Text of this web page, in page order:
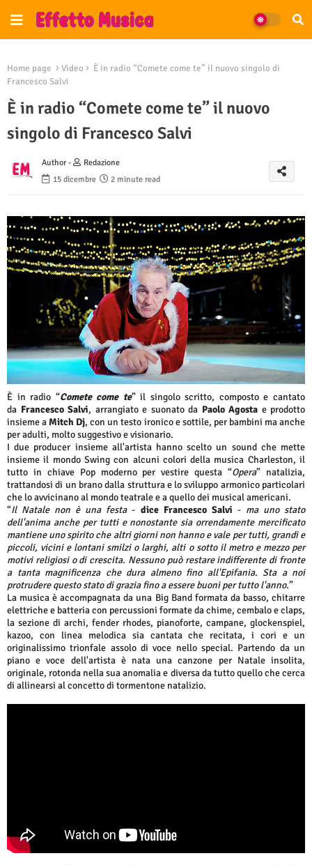
Home page Video
È in radio “Comete come te” il nuovo singolo di
Francesco Salvi
È in radio “Comete come te” il nuovo
singolo di Francesco Salvi
Author -
Redazione
15 dicembre
2 minute read
È in radio “Comete come te” il singolo scritto, composto e cantato
da Francesco Salvi, arrangiato e suonato da Paolo Agosta e prodotto
insieme aMitch Dj, con un testo ironico e sottile, per bambini ma anche
per adulti, molto suggestivo e visionario.
I due producer insieme all'artista hanno scelto un sound che mette
insieme il mondo Swing con alcuni colori della musica Charleston, il
tutto in chiave Pop moderno per vestire questa “Opera” natalizia,
trattandosi di un brano dalla struttura e lo sviluppo armonico particolari
che lo avvicinano al mondo teatrale e a quello dei musical americani.
“Il Natale non è una festa- dice Francesco Salvi - ma uno stato
dell'anima anche per tutti e nonostante sia orrendamente mercificato
mantiene uno spirito che altri giorni non hanno e vale per tutti, grandi e
piccoli, vicini e lontani smilzi o larghi, alti o sotto il metro e mezzo per
motivi religiosi o di crescita. Nessuno può restare indifferente di fronte
a tanta magnificenza che dura almeno fino all'Epifania. Sta a noi
protrudere questo stato di grazia fino a essere buoni per tutto l'anno.”
La musica è accompagnata da una Big Band formata da basso, chitarre
elettriche e batteria con percussioni formate da chime, cembalo e claps,
la sezione di archi, fender rhodes, pianoforte, campane, glockenspiel,
kazoo, con linea melodica sia cantata che recitata, i cori e un
originalissimo trionfale assolo di voce nello special. Partendo da un
piano e voce dell'artista è nata una canzone per Natale insolita,
originale, rotonda nella sua anomalia e diversa da tutto quello che cerca
di allinearsi al concetto di tormentone natalizio.